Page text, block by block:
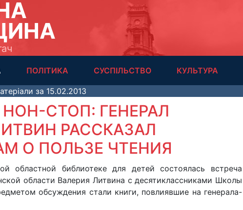
ПОЛІТИКА СУСПІЛЬСТВО КУЛЬТУРА
за 15.02.2013
НОН-СТОП: ГЕНЕРАЛ
РАССКАЗАЛ
О ПОЛЬЗЕ ЧТЕНИЯ
областной библиотеке для детей состоялась встреча
области Валерия Литвина с десятиклассниками Школы
обсуждения стали книги, повлиявшие на генерала-